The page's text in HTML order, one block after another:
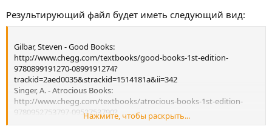
Результирующий файл будет иметь следующий вид:
Gilbar, Steven - Good Books:
http://www.chegg.com/textbooks/good-books-1st-edition-
9780899191270-0899191274?
trackid=2aed0035&strackid=1514181a&ii=342
Singer, A. - Atrocious Books:
http://www.chegg.com/textbooks/atrocious-books-1st-edition-
9780952753797-0952753790?
trackid=2aed0035&strackid=1514181a&ii=343
Нажмите, чтобы раскрыть...